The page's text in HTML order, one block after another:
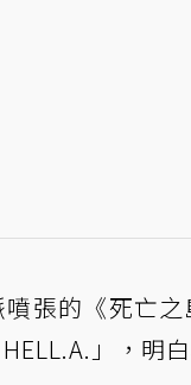
張的《死亡
」，明